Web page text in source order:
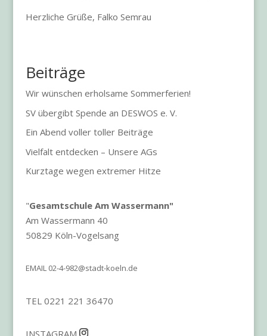
Herzliche Grüße, Falko Semrau
Beiträge
Wir wünschen erholsame Sommerferien!
SV übergibt Spende an DESWOS e. V.
Ein Abend voller toller Beiträge
Vielfalt entdecken – Unsere AGs
Kurztage wegen extremer Hitze
"Gesamtschule Am Wassermann"
Am Wassermann 40
50829 Köln-Vogelsang
EMAIL 02-4-982@stadt-koeln.de
TEL 0221 221 36470
INSTAGRAM